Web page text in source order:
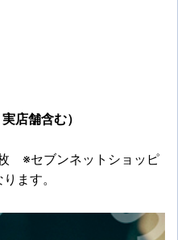
店舗含む）
※セブンネットショッピ
ます。